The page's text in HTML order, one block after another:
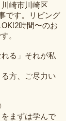
崎市川崎区
です。リビング
時間〜のお
。
る」それが私
方、ご尽力い
まずは学んで